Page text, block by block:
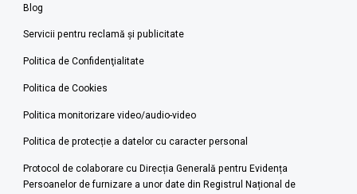
Blog
Servicii pentru reclamă și publicitate
Politica de Confidenţialitate
Politica de Cookies
Politica monitorizare video/audio-video
Politica de protecție a datelor cu caracter personal
Protocol de colaborare cu Direcția Generală pentru Evidența
Persoanelor de furnizare a unor date din Registrul Național de